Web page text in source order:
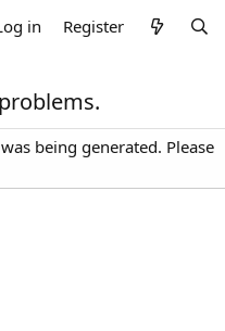
in Register
being generated. Please